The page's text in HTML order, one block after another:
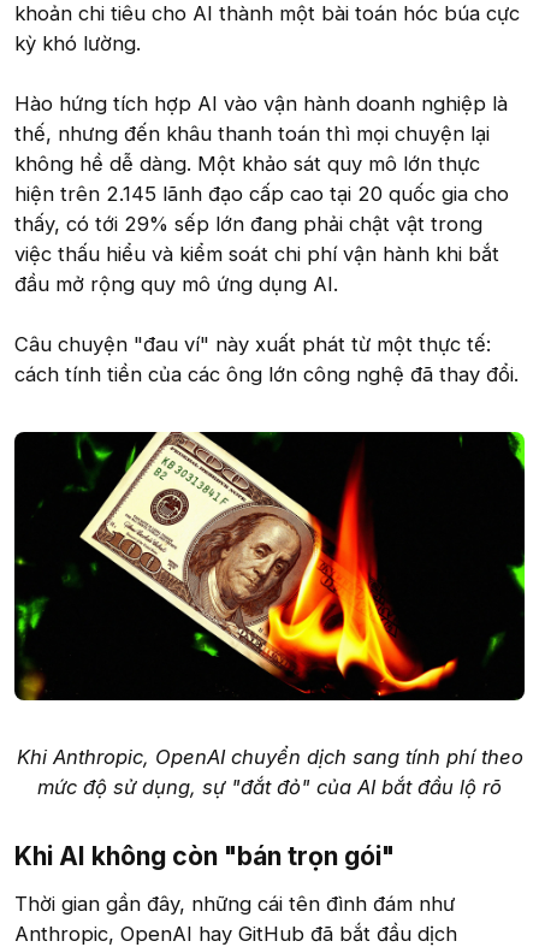
khoản chi tiêu cho AI thành một bài toán hóc búa cực
kỳ khó lường.
Hào hứng tích hợp AI vào vận hành doanh nghiệp là
thế, nhưng đến khâu thanh toán thì mọi chuyện lại
không hề dễ dàng. Một khảo sát quy mô lớn thực
hiện trên 2.145 lãnh đạo cấp cao tại 20 quốc gia cho
thấy, có tới 29% sếp lớn đang phải chật vật trong
việc thấu hiểu và kiểm soát chi phí vận hành khi bắt
đầu mở rộng quy mô ứng dụng AI.
Câu chuyện "đau ví" này xuất phát từ một thực tế:
cách tính tiền của các ông lớn công nghệ đã thay đổi.
Khi Anthropic, OpenAI chuyển dịch sang tính phí theo
mức độ sử dụng, sự "đắt đỏ" của AI bắt đầu lộ rõ
Khi AI không còn "bán trọn gói"​
Thời gian gần đây, những cái tên đình đám như
Anthropic, OpenAI hay GitHub đã bắt đầu dịch